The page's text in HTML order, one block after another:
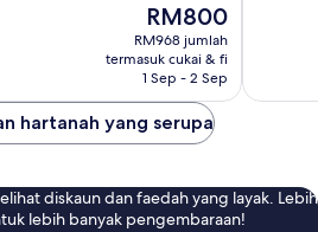
Harga
ialah
RM800
RM800
RM968 jumlah
termasuk cukai & fi
1 Sep - 2 Sep
hartanah yang serupa
diskaun dan faedah yang layak. Lebih
lebih banyak pengembaraan!